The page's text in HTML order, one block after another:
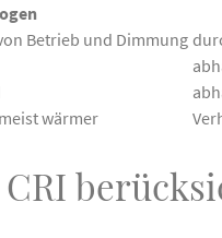
Betrieb und Dimmung
wärmer